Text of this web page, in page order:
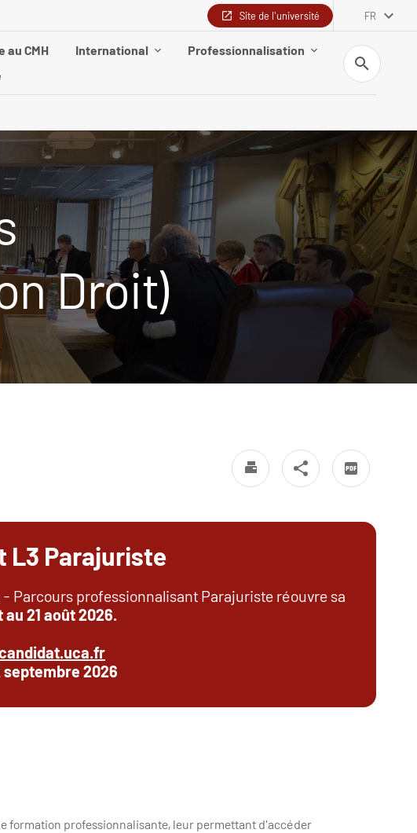
Site de l'université FR
au CMH International
Professionnalisation
Recherche
Droit)
L3 Parajuriste
Parcours professionnalisant Parajuriste réouvre sa
au 21 août 2026.
2026
formation professionnalisante, leur permettant d'accéder